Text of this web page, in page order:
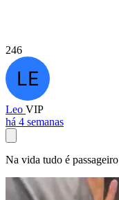
246
Leo VIP
há 4 semanas
Na vida tudo é passageiro